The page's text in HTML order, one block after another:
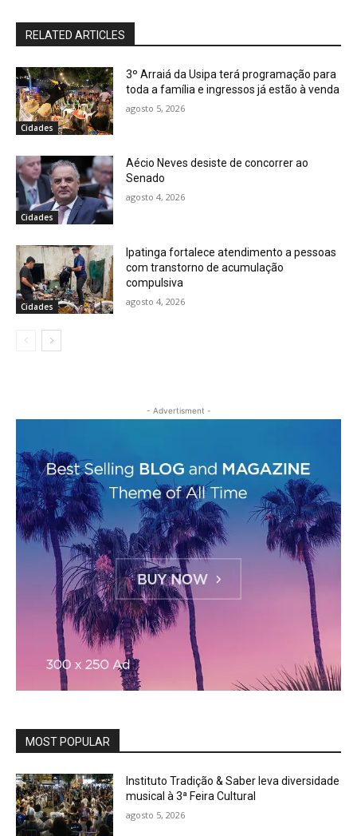
RELATED ARTICLES
Cidades
3º Arraiá da Usipa terá programação para
toda a família e ingressos já estão à venda
agosto 5, 2026
Cidades
Aécio Neves desiste de concorrer ao
Senado
agosto 4, 2026
Cidades
Ipatinga fortalece atendimento a pessoas
com transtorno de acumulação
compulsiva
agosto 4, 2026
- Advertisment -
MOST POPULAR
Instituto Tradição & Saber leva diversidade
musical à 3ª Feira Cultural
agosto 5, 2026